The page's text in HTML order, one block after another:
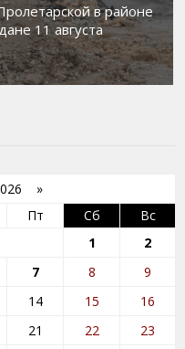
в районе
11 августа
»
Пт Сб
Вс
1
2
7 8
9
14 15
16
21 22
23